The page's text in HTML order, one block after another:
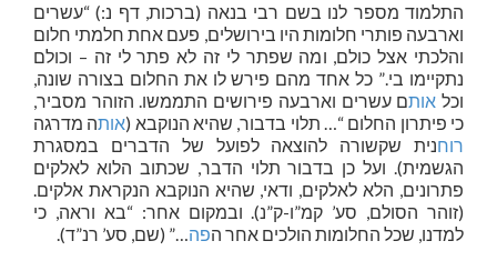
התלמוד מספר לנו בשם רבי בנאה (ברכות, דף נ:) “עשרים
וארבעה פותרי חלומות היו בירושלים, פעם אחת חלמתי חלום
והלכתי אצל כולם, ומה שפתר לי זה לא פתר לי זה – וכולם
נתקיימו בי.” כל אחד מהם פירש לו את החלום בצורה שונה,
וכל אותם עשרים וארבעה פירושים התממשו. הזוהר מסביר,
כי פיתרון החלום “… תלוי בדבור, שהיא הנוקבא (אותה מדרגה
רוחנית שקשורה להוצאה לפועל של הדברים במסגרת
הגשמית). ועל כן בדבור תלוי הדבר, שכתוב הלוא לאלקים
פתרונים, הלא לאלקים, ודאי, שהיא הנוקבא הנקראת אלקים.
(זוהר הסולם, סע’ קמ”ו-ק”נ). ובמקום אחר: “בא וראה, כי
למדנו, שכל החלומות הולכים אחר הפה…” (שם, סע’ רנ”ד).